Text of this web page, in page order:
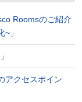
Roomsのご紹介
」
アクセスポイン